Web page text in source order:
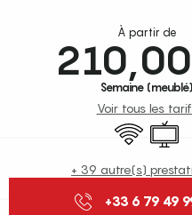
Ouverture et
À partir de
Semaine (meublé)
Voir tous les
WiFi
+ 39 autre(s)
+33 6 79 49